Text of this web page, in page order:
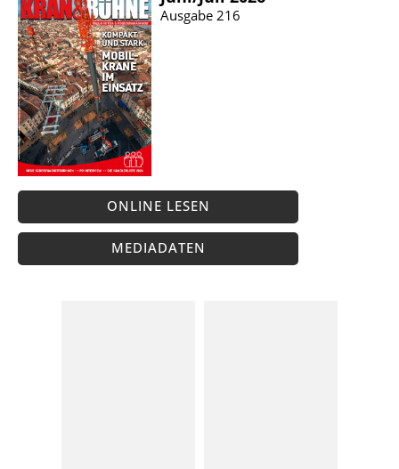
Ausgabe 216
ONLINE LESEN
MEDIADATEN